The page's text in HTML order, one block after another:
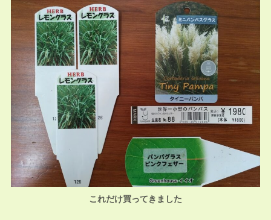
これだけ買ってきました